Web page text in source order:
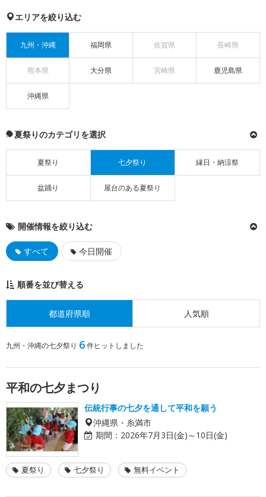
エリアを絞り込む
九州・沖縄 福岡県 佐賀県 長崎県
熊本県 大分県 宮崎県 鹿児島県
沖縄県
夏祭りのカテゴリを選択
夏祭り 七夕祭り 縁日・納涼祭
盆踊り 屋台のある夏祭り
開催情報を絞り込む
すべて 今日開催
順番を並び替える
都道府県順 人気順
九州・沖縄の七夕祭り 6件ヒットしました
平和の七夕まつり
伝統行事の七夕を通して平和を願う
沖縄県・糸満市
期間： 2026年7月3日(金)～10日(金)
夏祭り 七夕祭り 無料イベント